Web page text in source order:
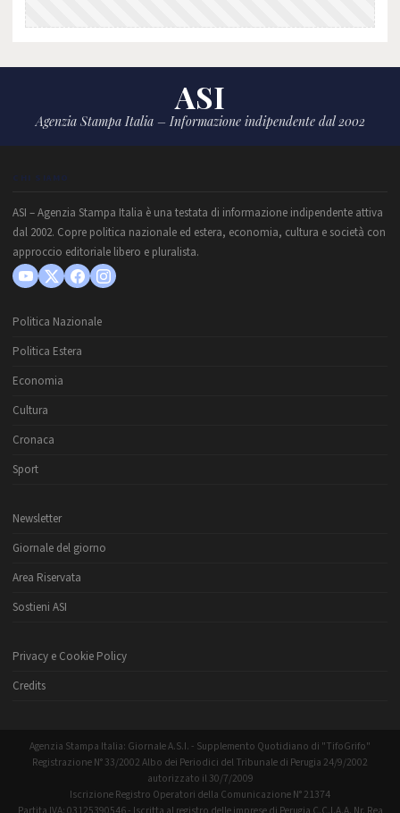
ASI
Agenzia Stampa Italia – Informazione indipendente dal 2002
CHI SIAMO
ASI – Agenzia Stampa Italia è una testata di informazione indipendente attiva
dal 2002. Copre politica nazionale ed estera, economia, cultura e società con
approccio editoriale libero e pluralista.
Politica Nazionale
Politica Estera
Economia
Cultura
Cronaca
Sport
Newsletter
Giornale del giorno
Area Riservata
Sostieni ASI
Privacy e Cookie Policy
Credits
Agenzia Stampa Italia: Giornale A.S.I. - Supplemento Quotidiano di "TifoGrifo"
Registrazione N° 33/2002 Albo dei Periodici del Tribunale di Perugia 24/9/2002
autorizzato il 30/7/2009
Iscrizione Registro Operatori della Comunicazione N° 21374